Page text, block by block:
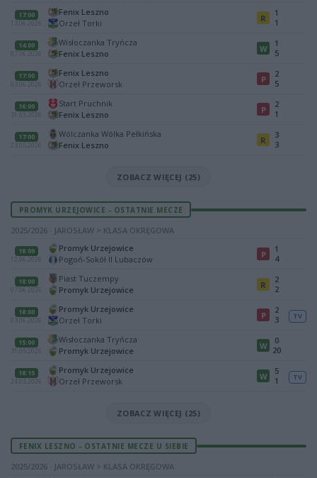
17:00
13.06.2026
Fenix Leszno
Orzeł Torki
R
1
1
14:00
07.06.2026
Wisłoczanka Tryńcza
Fenix Leszno
W
1
5
17:00
03.06.2026
Fenix Leszno
Orzeł Przeworsk
P
2
5
16:00
31.05.2026
Start Pruchnik
Fenix Leszno
P
2
1
17:00
23.05.2026
Wólczanka Wólka Pełkińska
Fenix Leszno
R
3
3
ZOBACZ WIĘCEJ (25)
PROMYK URZEJOWICE - OSTATNIE MECZE
2025/2026 · JAROSŁAW > KLASA OKRĘGOWA
18:00
12.06.2026
Promyk Urzejowice
Pogoń-Sokół II Lubaczów
P
1
4
18:00
07.06.2026
Piast Tuczempy
Promyk Urzejowice
R
2
2
18:00
03.06.2026
Promyk Urzejowice
Orzeł Torki
P
2
3
TV
15:00
31.05.2026
Wisłoczanka Tryńcza
Promyk Urzejowice
W
0
20
18:15
24.05.2026
Promyk Urzejowice
Orzeł Przeworsk
W
5
1
TV
ZOBACZ WIĘCEJ (25)
FENIX LESZNO - OSTATNIE MECZE U SIEBIE
2025/2026 · JAROSŁAW > KLASA OKRĘGOWA